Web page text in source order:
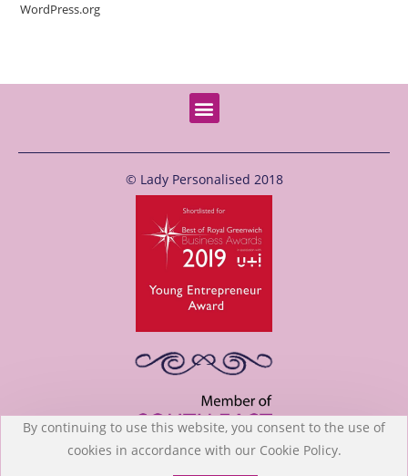
WordPress.org
© Lady Personalised 2018
By continuing to use this website, you consent to the use of
cookies in accordance with our Cookie Policy.